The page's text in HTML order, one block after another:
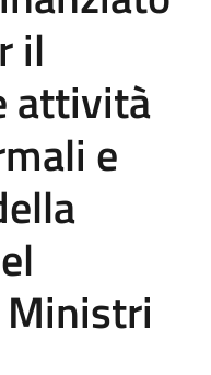
il
attività
e
Ministri